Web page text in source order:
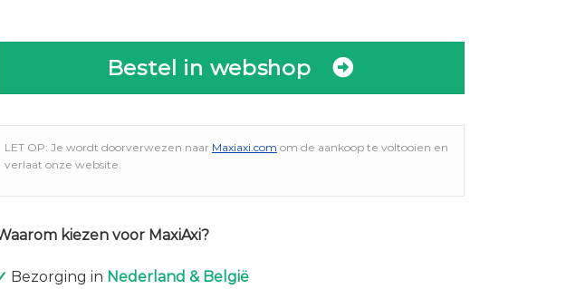
Bestel in webshop
LET OP: Je wordt doorverwezen naar Maxiaxi.com om de aankoop te voltooien en
verlaat onze website.
kiezen voor MaxiAxi?
Bezorging in Nederland & België